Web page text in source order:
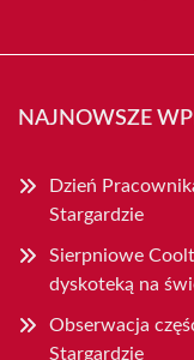
NAJNOWSZE
Dzień
Stargardzie
Sierpniowe
dyskoteką na
Obserwacja
Stargardzie